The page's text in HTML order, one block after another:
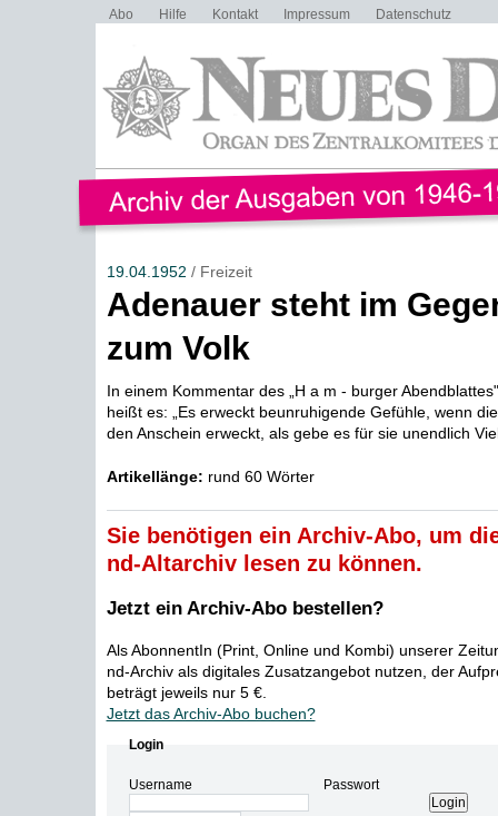
Abo Hilfe Kontakt Impressum Datenschutz
19.04.1952 / Freizeit
Adenauer steht im
zum Volk
In einem Kommentar des „H a m - burger
heißt es: „Es erweckt beunruhigende Gefühle, wenn
den Anschein erweckt, als gebe es für sie unendlich
Artikellänge: rund 60 Wörter
Sie benötigen ein Archiv-Abo, um
nd-Altarchiv lesen zu können.
Jetzt ein Archiv-Abo bestellen?
Als AbonnentIn (Print, Online und Kombi) unserer
nd-Archiv als digitales Zusatzangebot nutzen, der
beträgt jeweils nur 5 €.
Jetzt das Archiv-Abo buchen?
Login
Username Passwort